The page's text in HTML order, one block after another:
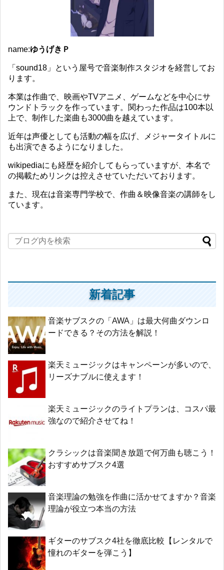
name:ゆうげきＰ
「sound18」という屋号で音楽制作スタジオを経営してお
ります。
本業は作曲で、映画やTVアニメ、ゲームなどを中心にサ
ウンドトラックを作っています。関わった作品は100本以
上で、制作した楽曲も3000曲を越えています。
近年は声優としても活動の幅を広げ、メジャータイトルに
も出演できるようになりました。
wikipediaにも経歴を紹介してもらっていますが、本名で
の掲載ためリンクは控えさせていただいております。
また、現在は音楽専門学校で、作曲＆映像音楽の講師をし
ています。
新着記事
音楽サブスクの「AWA」は最大何曲ダウンロ
ードできる？その方法を解説！
楽天ミュージックはキャンペーンが多いので、
リーズナブルに使えます！
楽天ミュージックのライトプランは、コスパ最
強なので紹介させてね！
クラシックは音楽聞き放題で何万曲も聴こう！
おすすめサブスク4選
音楽理論の勉強を作曲に活かせてますか？音楽
理論が役立つ本当の方法
ギターのサブスク4社を徹底比較【レンタルで
憧れのギターを弾こう】